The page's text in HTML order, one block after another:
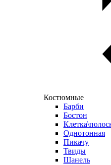
Костюмные
Барби
Бостон
Однотонная
Пикачу
Твиды
Шанель